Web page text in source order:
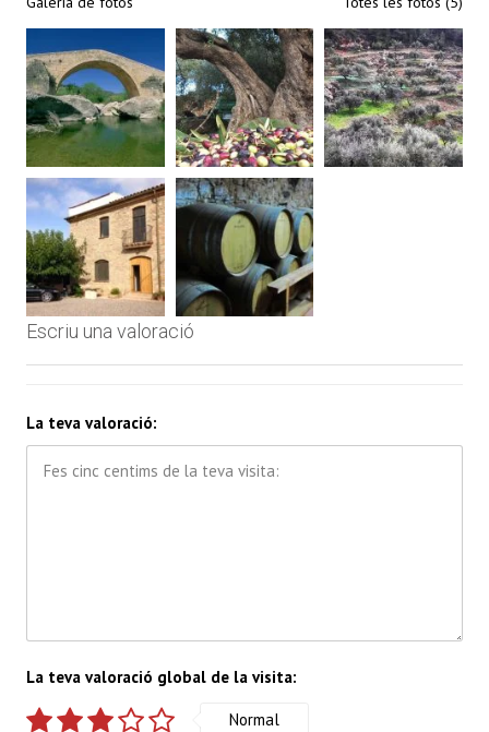
Escriu una valoració
La teva valoració:
La teva valoració global de la visita:
Normal